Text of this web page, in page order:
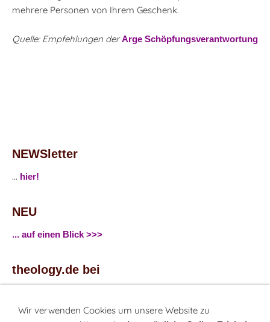
mehrere Personen von Ihrem Geschenk.
Quelle: Empfehlungen derArge Schöpfungsverantwortung
NEWSletter
... hier!
NEU
... auf einen Blick >>>
theology.de bei
...Twitter
Wir verwenden Cookies um unsere Website zu